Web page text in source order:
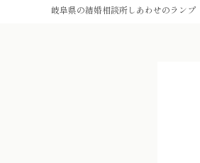
岐阜県の結婚相談所しあわせのランプ